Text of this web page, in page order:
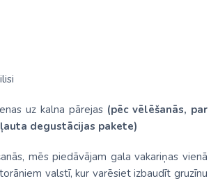
uz kalna pārejas (pēc vēlēšanās, par
degustācijas pakete)
mēs piedāvājam gala vakariņas vienā
valstī, kur varēsiet izbaudīt gruzīnu